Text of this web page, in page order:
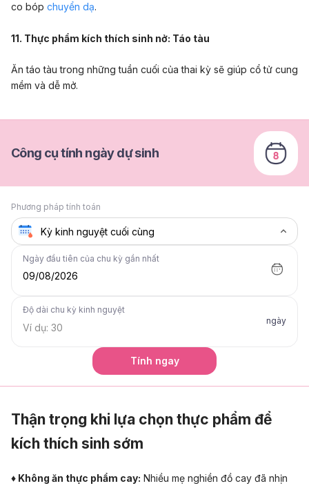
co bóp chuyển dạ.
11. Thực phẩm kích thích sinh nở: Táo tàu
Ăn táo tàu trong những tuần cuối của thai kỳ sẽ giúp cổ tử cung
mềm và dễ mở.
Công cụ tính ngày dự sinh
Phương pháp tính toán
Ngày đầu tiên của chu kỳ gần nhất
09/08/2026
Độ dài chu kỳ kinh nguyệt
ngày
Tính ngay
Thận trọng khi lựa chọn thực phẩm để
kích thích sinh sớm
♦ Không ăn thực phẩm cay: Nhiều mẹ nghiền đồ cay đã nhịn